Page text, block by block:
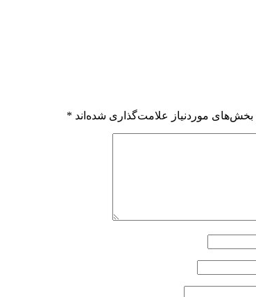
بخش‌های موردنیاز علامت‌گذاری شده‌اند *